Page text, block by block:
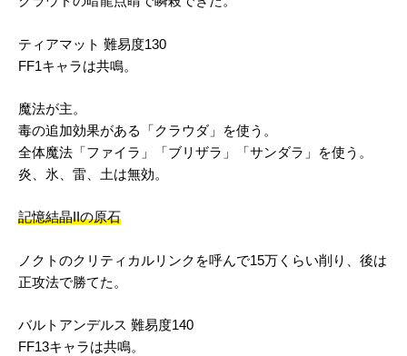
ティアマット 難易度130
FF1キャラは共鳴。
魔法が主。
毒の追加効果がある「クラウダ」を使う。
全体魔法「ファイラ」「ブリザラ」「サンダラ」を使う。
炎、氷、雷、土は無効。
記憶結晶IIの原石
ノクトのクリティカルリンクを呼んで15万くらい削り、後は
正攻法で勝てた。
バルトアンデルス 難易度140
FF13キャラは共鳴。